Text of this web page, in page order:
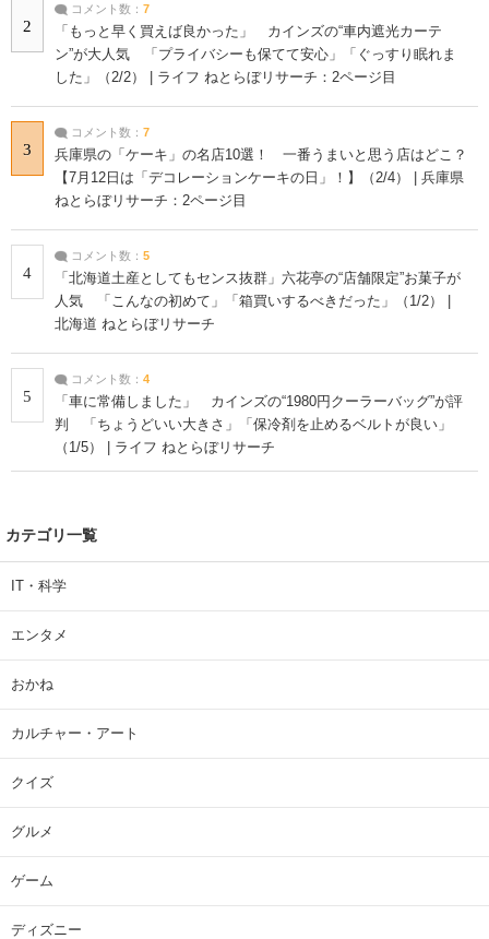
2
コメント数： 7
「もっと早く買えば良かった」 カインズの“車内遮光カーテ
ン”が大人気 「プライバシーも保てて安心」「ぐっすり眠れま
した」（2/2） | ライフ ねとらぼリサーチ：2ページ目
3
コメント数： 7
兵庫県の「ケーキ」の名店10選！ 一番うまいと思う店はどこ？
【7月12日は「デコレーションケーキの日」！】（2/4） | 兵庫県
ねとらぼリサーチ：2ページ目
4
コメント数： 5
「北海道土産としてもセンス抜群」六花亭の“店舗限定”お菓子が
人気 「こんなの初めて」「箱買いするべきだった」（1/2） |
北海道 ねとらぼリサーチ
5
コメント数： 4
「車に常備しました」 カインズの“1980円クーラーバッグ”が評
判 「ちょうどいい大きさ」「保冷剤を止めるベルトが良い」
（1/5） | ライフ ねとらぼリサーチ
カテゴリ一覧
IT・科学
エンタメ
おかね
カルチャー・アート
クイズ
グルメ
ゲーム
ディズニー